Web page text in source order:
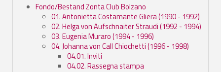
Fondo/Bestand Zonta Club Bolzano
01. Antonietta Costamante Gliera (1990 - 1992)
02. Helga von Aufschnaiter Straudi (1992 - 1994)
03. Eugenia Muraro (1994 - 1996)
04. Johanna von Call Chiochetti (1996 - 1998)
04.01. Inviti
04.02. Rassegna stampa